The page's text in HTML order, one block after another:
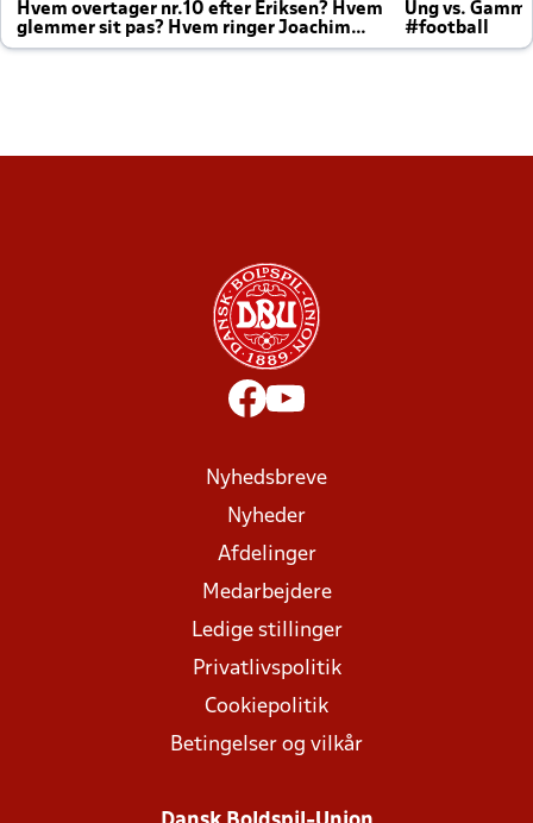
Hvem overtager nr.10 efter Eriksen? Hvem
glemmer sit pas? Hvem ringer Joachim
altid til efter kampe?
Ung vs.
#football
Nyhedsbreve
Nyheder
Afdelinger
Medarbejdere
Ledige stillinger
Privatlivspolitik
Cookiepolitik
Betingelser og vilkår